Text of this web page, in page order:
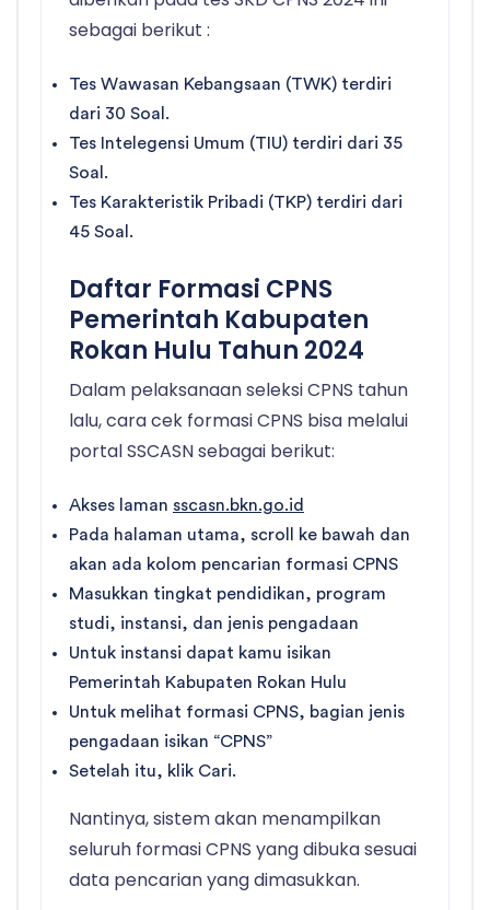
sebagai berikut :
Tes Wawasan Kebangsaan (TWK) terdiri
dari 30 Soal.
Tes Intelegensi Umum (TIU) terdiri dari 35
Soal.
Tes Karakteristik Pribadi (TKP) terdiri dari
45 Soal.
Daftar Formasi CPNS
Pemerintah Kabupaten
Rokan Hulu Tahun 2024
Dalam pelaksanaan seleksi CPNS tahun
lalu, cara cek formasi CPNS bisa melalui
portal SSCASN sebagai berikut:
Akses laman sscasn.bkn.go.id
Pada halaman utama, scroll ke bawah dan
akan ada kolom pencarian formasi CPNS
Masukkan tingkat pendidikan, program
studi, instansi, dan jenis pengadaan
Untuk instansi dapat kamu isikan
Pemerintah Kabupaten Rokan Hulu
Untuk melihat formasi CPNS, bagian jenis
pengadaan isikan “CPNS”
Setelah itu, klik Cari.
Nantinya, sistem akan menampilkan
seluruh formasi CPNS yang dibuka sesuai
data pencarian yang dimasukkan.